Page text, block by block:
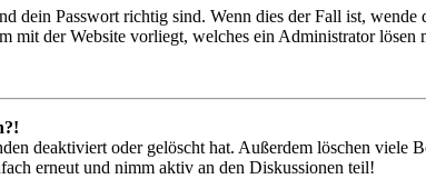
dein Passwort richtig sind. Wenn dies der Fall ist,
mit der Website vorliegt, welches ein Administrator lösen
deaktiviert oder gelöscht hat. Außerdem löschen viele
erneut und nimm aktiv an den Diskussionen teil!